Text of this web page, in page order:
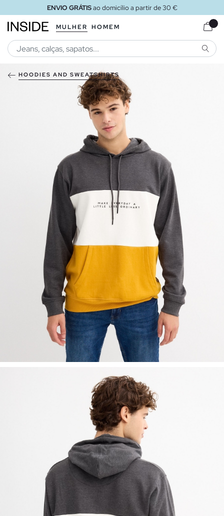
ENVIO GRÁTISao domicílio a partir de 30 €
MULHER HOMEM
HOODIES AND SWEATSHIRTS